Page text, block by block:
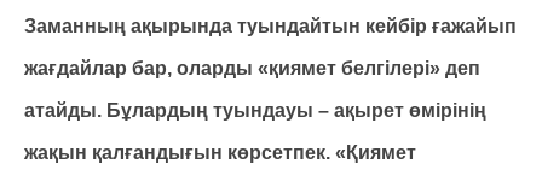
Заманның ақырында туындайтын кейбір ғажайып
жағдайлар бар, оларды «қиямет белгілері» деп
атайды. Бұлардың туындауы – ақырет өмірінің
жақын қалғандығын көрсетпек. «Қиямет